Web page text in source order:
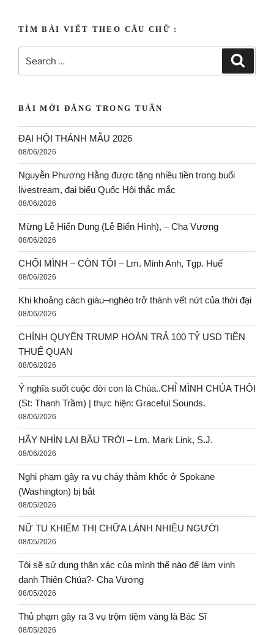
TÌM BÀI VIẾT THEO CÂU CHỮ :
BÀI MỚI ĐĂNG TRONG TUẦN
ĐẠI HỘI THÁNH MẪU 2026
08/06/2026
Nguyễn Phương Hằng được tặng nhiều tiền trong buổi
livestream, đại biểu Quốc Hội thắc mắc
08/06/2026
Mừng Lễ Hiển Dung (Lễ Biến Hình), – Cha Vương
08/06/2026
CHỐI MÌNH – CÒN TÔI – Lm. Minh Anh, Tgp. Huế
08/06/2026
Khi khoảng cách giàu–nghèo trở thành vết nứt của thời đại
08/06/2026
CHÍNH QUYỀN TRUMP HOÀN TRẢ 100 TỶ USD TIỀN
THUẾ QUAN
08/06/2026
Ý nghĩa suốt cuộc đời con là Chúa..CHỈ MÌNH CHÚA THÔI
(St: Thanh Trầm) | thực hiện: Graceful Sounds.
08/06/2026
HÃY NHÌN LẠI BẦU TRỜI – Lm. Mark Link, S.J.
08/06/2026